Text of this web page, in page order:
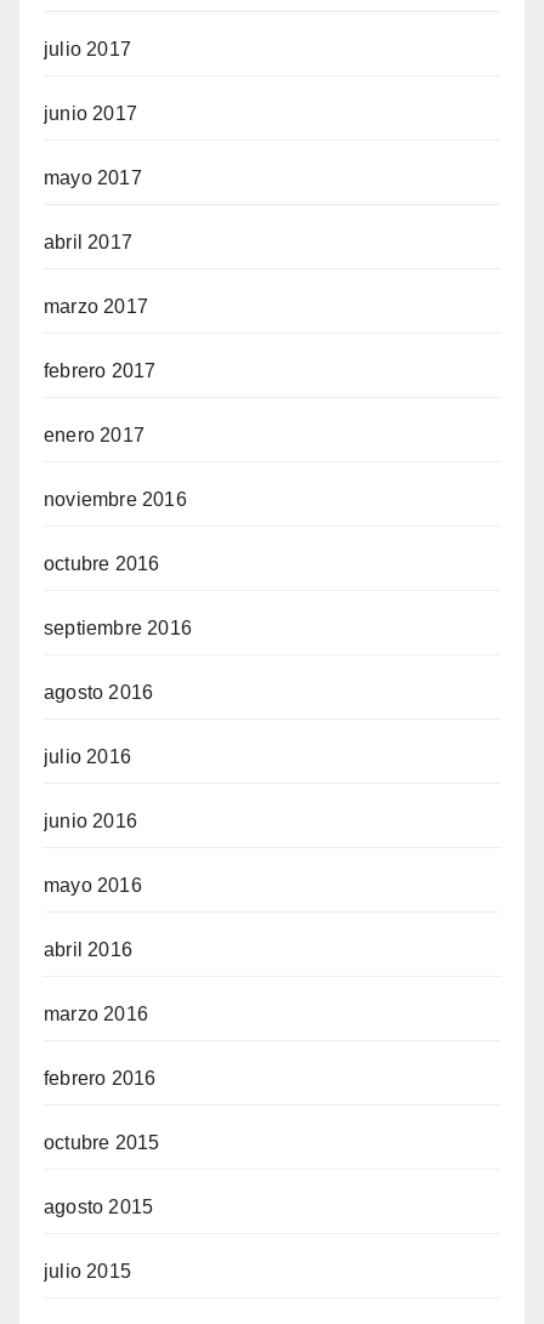
julio 2017
junio 2017
mayo 2017
abril 2017
marzo 2017
febrero 2017
enero 2017
noviembre 2016
octubre 2016
septiembre 2016
agosto 2016
julio 2016
junio 2016
mayo 2016
abril 2016
marzo 2016
febrero 2016
octubre 2015
agosto 2015
julio 2015